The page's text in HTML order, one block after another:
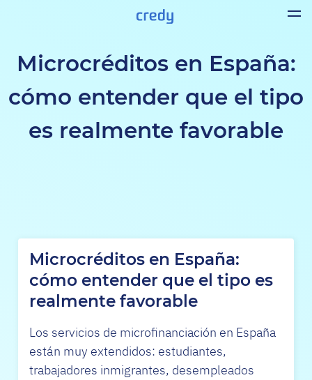
Microcréditos en España:
cómo entender que el tipo
es realmente favorable
Microcréditos en España:
cómo entender que el tipo es
realmente favorable
Los servicios de microfinanciación en España
están muy extendidos: estudiantes,
trabajadores inmigrantes, desempleados